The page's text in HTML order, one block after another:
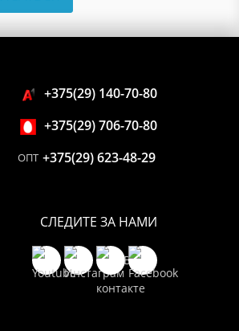
+375(29) 140-70-80
+375(29) 706-70-80
ОПТ +375(29) 623-48-29
СЛЕДИТЕ ЗА НАМИ